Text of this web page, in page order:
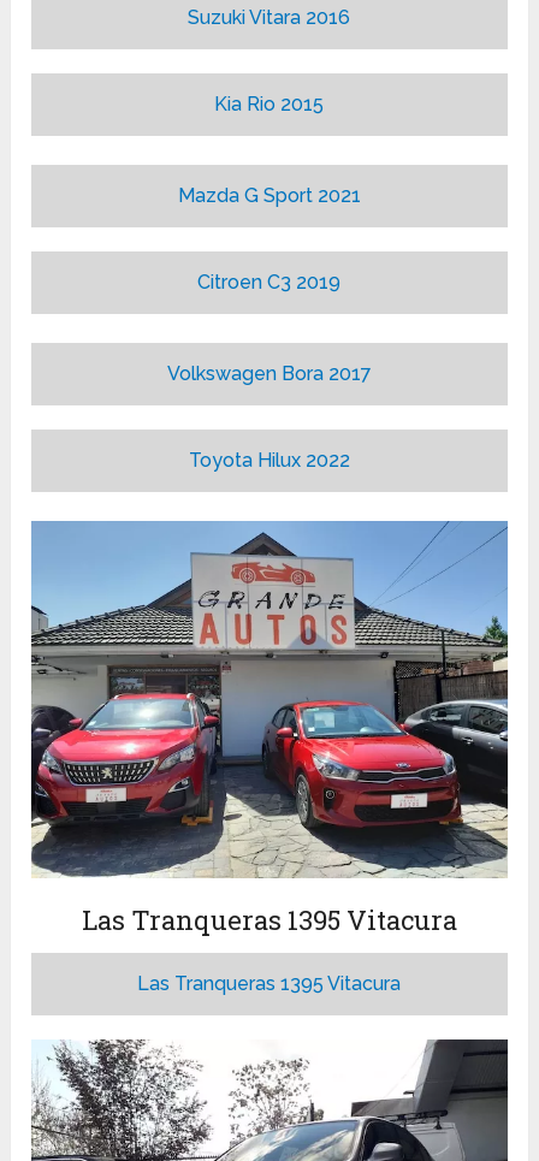
Suzuki Vitara 2016
Kia Rio 2015
Mazda G Sport 2021
Citroen C3 2019
Volkswagen Bora 2017
Toyota Hilux 2022
Las Tranqueras 1395 Vitacura
Las Tranqueras 1395 Vitacura